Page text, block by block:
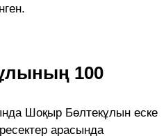
100
Шоқыр Бөлтекұлын еске
арасында